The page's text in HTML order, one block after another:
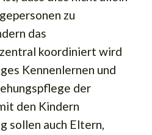
zu
das
koordiniert wird
Kennenlernen und
der
den Kindern
sollen auch Eltern,